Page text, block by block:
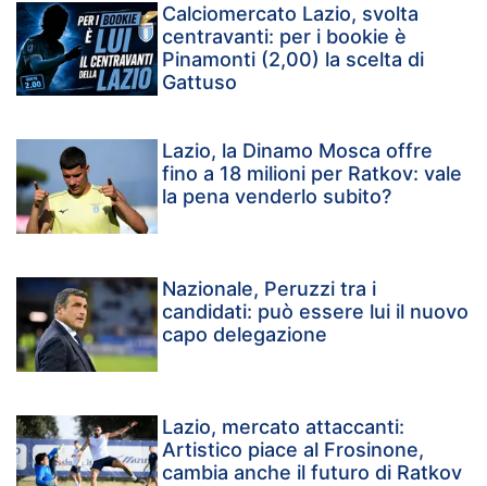
Calciomercato Lazio, svolta
centravanti: per i bookie è
Pinamonti (2,00) la scelta di
Gattuso
Lazio, la Dinamo Mosca offre
fino a 18 milioni per Ratkov: vale
la pena venderlo subito?
Nazionale, Peruzzi tra i
candidati: può essere lui il nuovo
capo delegazione
Lazio, mercato attaccanti:
Artistico piace al Frosinone,
cambia anche il futuro di Ratkov